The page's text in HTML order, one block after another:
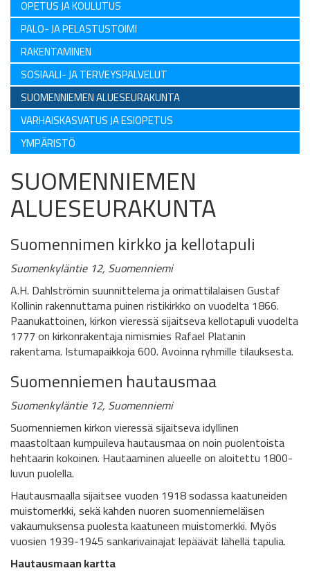
OPETUS JA KOULUTUS
PALO- JA PELASTUSTOIMI
RAKENTAMINEN
SOSIAALI- JA TERVEYSPALVELUT
SUOMENNIEMEN ALUESEURAKUNTA
VARHAISKASVATUS JA ESIOPETUS
YMPÄRISTÖ
SUOMENNIEMEN
ALUESEURAKUNTA
Suomennimen kirkko ja kellotapuli
Suomenkyläntie 12, Suomenniemi
A.H. Dahlströmin suunnittelema ja orimattilalaisen Gustaf
Kollinin rakennuttama puinen ristikirkko on vuodelta 1866.
Paanukattoinen, kirkon vieressä sijaitseva kellotapuli vuodelta
1777 on kirkonrakentaja nimismies Rafael Platanin
rakentama. Istumapaikkoja 600. Avoinna ryhmille tilauksesta.
Suomenniemen hautausmaa
Suomenkyläntie 12, Suomenniemi
Suomenniemen kirkon vieressä sijaitseva idyllinen
maastoltaan kumpuileva hautausmaa on noin puolentoista
hehtaarin kokoinen. Hautaaminen alueelle on aloitettu 1800-
luvun puolella.
Hautausmaalla sijaitsee vuoden 1918 sodassa kaatuneiden
muistomerkki, sekä kahden nuoren suomenniemeläisen
vakaumuksensa puolesta kaatuneen muistomerkki. Myös
vuosien 1939-1945 sankarivainajat lepäävät lähellä tapulia.
Hautausmaan kartta